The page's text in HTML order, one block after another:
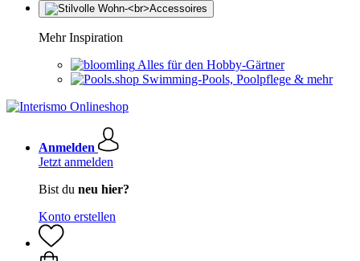
Mehr Inspiration
Alles für den Hobby-Gärtner
Swimming-Pools, Poolpflege & mehr
Anmelden
Jetzt anmelden
Bist du neu hier?
Konto erstellen